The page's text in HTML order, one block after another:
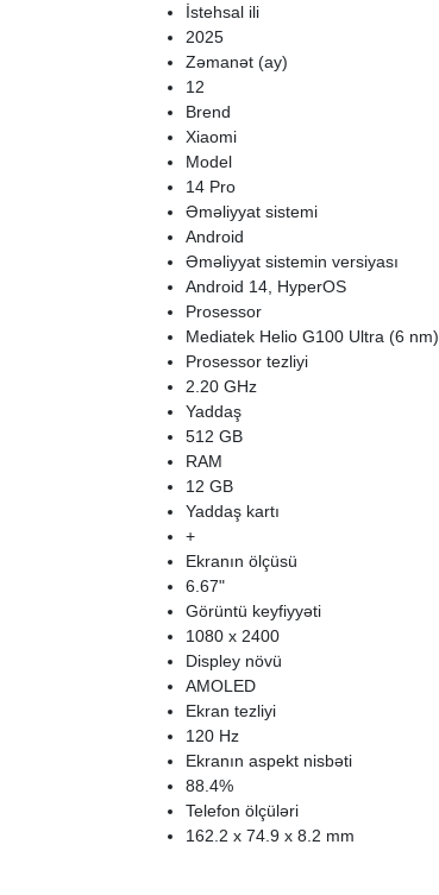
İstehsal ili
2025
Zəmanət (ay)
12
Brend
Xiaomi
Model
14 Pro
Əməliyyat sistemi
Android
Əməliyyat sistemin versiyası
Android 14, HyperOS
Prosessor
Mediatek Helio G100 Ultra (6 nm)
Prosessor tezliyi
2.20 GHz
Yaddaş
512 GB
RAM
12 GB
Yaddaş kartı
+
Ekranın ölçüsü
6.67"
Görüntü keyfiyyəti
1080 x 2400
Displey növü
AMOLED
Ekran tezliyi
120 Hz
Ekranın aspekt nisbəti
88.4%
Telefon ölçüləri
162.2 x 74.9 x 8.2 mm